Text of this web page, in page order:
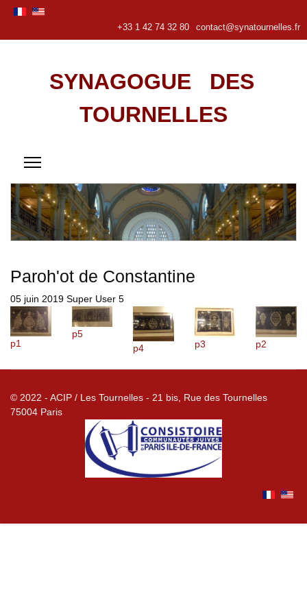
+33 1 42 74 32 80 contact@synatournelles.fr
SYNAGOGUE DES
TOURNELLES
Paroh'ot de Constantine
05 juin 2019 Super User 5
p1
p5
p4
p3 p2
© 2022 - ACIP / Les Tournelles - 21 bis, Rue des Tournelles
75004 Paris